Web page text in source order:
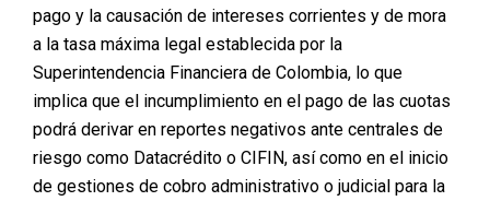
pago y la causación de intereses corrientes y de mora
a la tasa máxima legal establecida por la
Superintendencia Financiera de Colombia, lo que
implica que el incumplimiento en el pago de las cuotas
podrá derivar en reportes negativos ante centrales de
riesgo como Datacrédito o CIFIN, así como en el inicio
de gestiones de cobro administrativo o judicial para la